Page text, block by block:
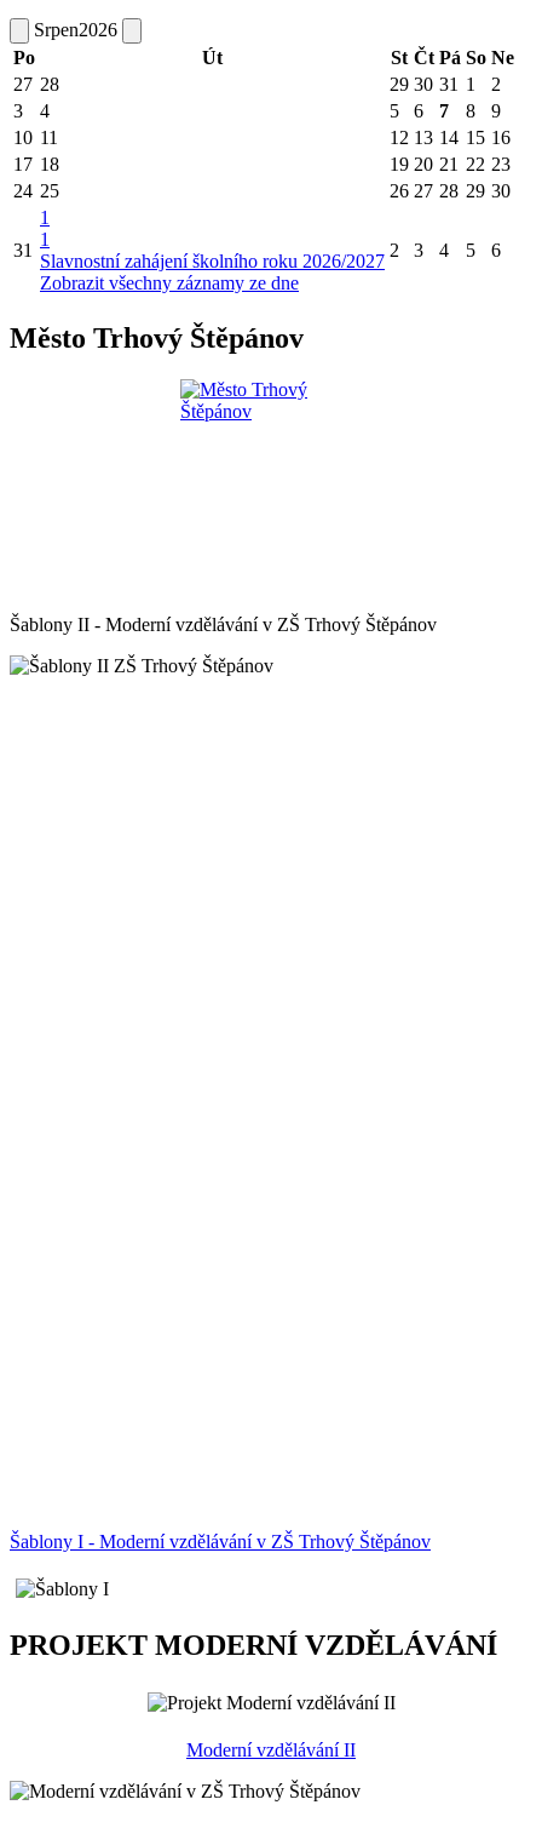
Srpen2026
Po
Út St Čt Pá So Ne
27 28 29 30 31 1
2
3
4 5 6 7 8
9
10 11 12 13 14 15 16
17 18 19 20 21 22 23
24 25 26 27 28 29 30
31
1
1
Slavnostní zahájení školního roku 2026/2027
Zobrazit všechny záznamy ze dne
2 3 4 5 6
Město Trhový Štěpánov
Šablony II - Moderní vzdělávání v ZŠ Trhový Štěpánov
Šablony I - Moderní vzdělávání v ZŠ Trhový Štěpánov
PROJEKT MODERNÍ VZDĚLÁVÁNÍ
Moderní vzdělávání II